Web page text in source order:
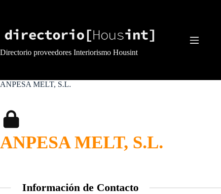
Directorio proveedores Interiorismo Housint
ANPESA MELT, S.L.
ANPESA MELT, S.L.
Información de Contacto